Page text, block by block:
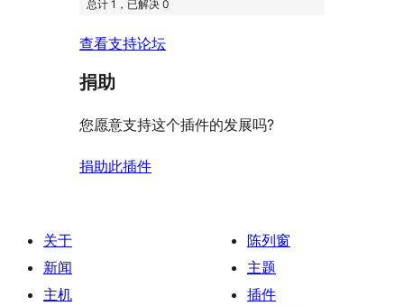
总计 1，已解决 0
查看支持论坛
捐助
您愿意支持这个插件的发展吗?
捐助此插件
关于
新闻
主机
陈列窗
主题
插件